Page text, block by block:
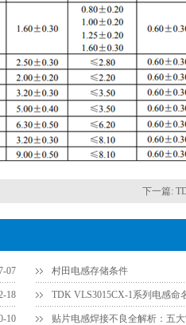
下一篇:
07 村田电感存储条件
18 TDK VLS3015CX-1系列电感命
10